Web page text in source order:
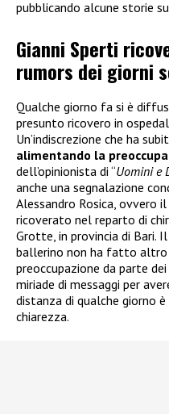
pubblicando alcune storie
Gianni Sperti
rumors dei giorni
Qualche giorno fa si è
presunto ricovero in
Un’indiscrezione che ha
alimentando la
dell’opinionista di “Uomini e
anche una segnalazione
Alessandro Rosica, ovvero
ricoverato nel reparto di
Grotte, in provincia di Bari.
ballerino non ha fatto altro
preoccupazione da parte
miriade di messaggi per
distanza di qualche giorno
chiarezza.